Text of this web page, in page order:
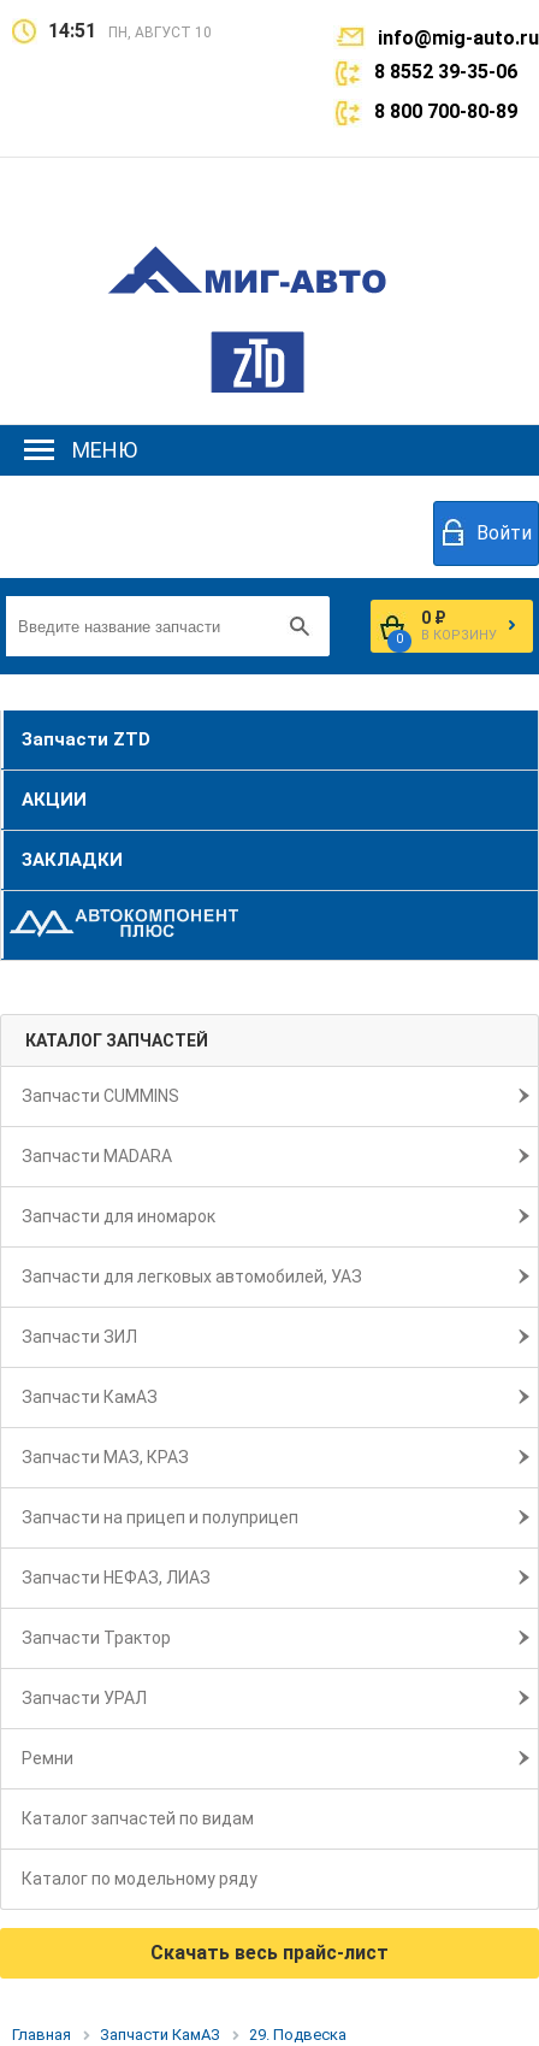
14:51 ПН, АВГУСТ 10
info@mig-auto.ru
8 8552 39-35-06
8 800 700-80-89
МЕНЮ
Войти
0
0 ₽
В КОРЗИНУ
Запчасти ZTD
АКЦИИ
ЗАКЛАДКИ
КАТАЛОГ ЗАПЧАСТЕЙ
Запчасти CUMMINS
Запчасти MADARA
Запчасти для иномарок
Запчасти для легковых автомобилей, УАЗ
Запчасти ЗИЛ
Запчасти КамАЗ
Запчасти МАЗ, КРАЗ
Запчасти на прицеп и полуприцеп
Запчасти НЕФАЗ, ЛИАЗ
Запчасти Трактор
Запчасти УРАЛ
Ремни
Каталог запчастей по видам
Каталог по модельному ряду
Скачать весь прайс-лист
Главная Запчасти КамАЗ
29. Подвеска